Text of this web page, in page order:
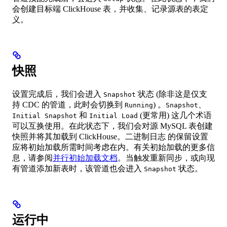
会创建目标端 ClickHouse 表，并收集、记录源表的表定
义。
快照
设置完成后，我们会进入 Snapshot 状态 (除非这是仅支
持 CDC 的管道，此时会切换到 Running) 。 Snapshot
Initial Snapshot 和 Initial Load (更常用) 这几个术语
可以互换使用。在此状态下，我们会对源 MySQL 表创建
快照并将其加载到 ClickHouse。二进制日志 的保留设置
应将初始加载所需时间考虑在内。有关初始加载的更多信
息，请参阅并行初始加载文档。当触发重新同步，或向现
有管道添加新表时，该管道也会进入 Snapshot 状态。
运行中